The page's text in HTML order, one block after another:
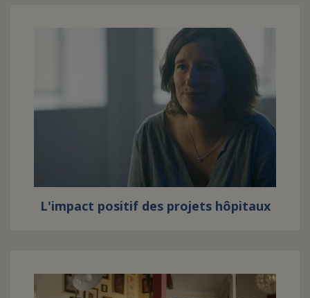
L'impact positif des projets hôpitaux